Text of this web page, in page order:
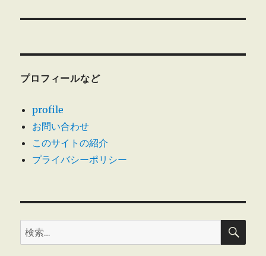
ン
稿:
プロフィールなど
profile
お問い合わせ
このサイトの紹介
プライバシーポリシー
検
索:
検